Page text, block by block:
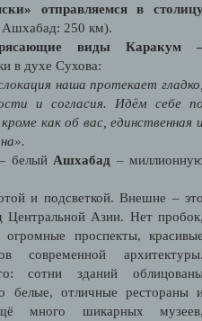
отправляемся в
250 км).
виды Каракум
в духе Сухова:
наша протекает
и согласия. Идём себе
как об вас, единственная
белый Ашхабад –
и подсветкой. Внешне –
Азии. Нет
проспекты,
современной
сотни зданий
белые, отличные рестораны
много шикарных